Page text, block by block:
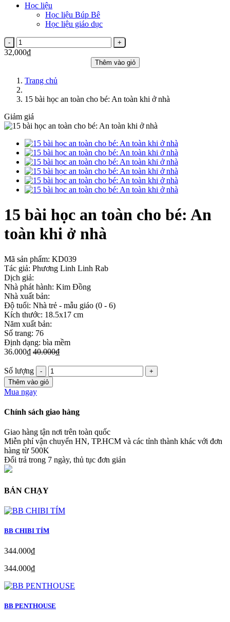
Học liệu
Học liệu Búp Bê
Học liệu giáo dục
32,000₫
Thêm vào giỏ
Trang chủ
15 bài học an toàn cho bé: An toàn khi ở nhà
Giảm giá
15 bài học an toàn cho bé: An
toàn khi ở nhà
Mã sản phẩm: KD039
Tác giả: Phương Linh Linh Rab
Dịch giả:
Nhà phát hành: Kim Đồng
Nhà xuất bản:
Độ tuổi: Nhà trẻ - mẫu giáo (0 - 6)
Kích thước: 18.5x17 cm
Năm xuất bản:
Số trang: 76
Định dạng: bìa mềm
36.000₫ 40.000₫
Số lượng
Thêm vào giỏ
Mua ngay
Chính sách giao hàng
Giao hàng tận nơi trên toàn quốc
Miễn phí vận chuyển HN, TP.HCM và các tỉnh thành khác với đơn
hàng từ 500K
Đổi trả trong 7 ngày, thủ tục đơn giản
BÁN CHẠY
BB CHIBI TÍM
344.000₫
344.000₫
BB PENTHOUSE